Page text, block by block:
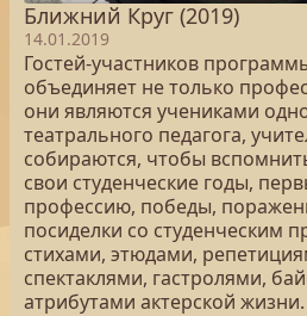
Ближний Круг (2019)
14.01.2019
Гостей-участников
объединяет не только
они являются учениками
театрального педагога,
собираются, чтобы
свои студенческие годы,
профессию, победы,
посиделки со студенческим
стихами, этюдами,
спектаклями, гастролями,
атрибутами актерской жизни.